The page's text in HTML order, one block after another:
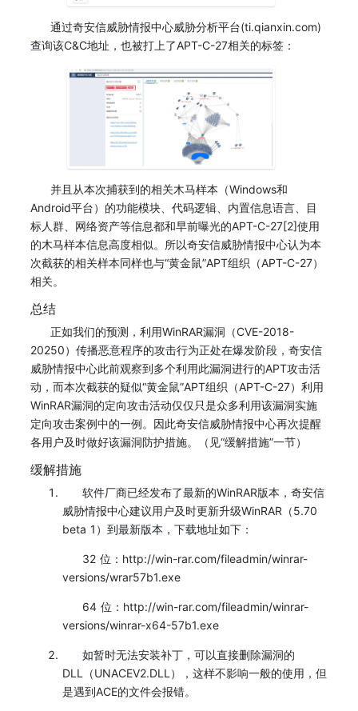
通过奇安信威胁情报中心威胁分析平台(ti.qianxin.com)
查询该C&C地址，也被打上了APT-C-27相关的标签：
并且从本次捕获到的相关木马样本（Windows和
Android平台）的功能模块、代码逻辑、内置信息语言、目
标人群、网络资产等信息都和早前曝光的APT-C-27[2]使用
的木马样本信息高度相似。所以奇安信威胁情报中心认为本
次截获的相关样本同样也与“黄金鼠”APT组织（APT-C-27）
相关。
总结
正如我们的预测，利用WinRAR漏洞（CVE-2018-
20250）传播恶意程序的攻击行为正处在爆发阶段，奇安信
威胁情报中心此前观察到多个利用此漏洞进行的APT攻击活
动，而本次截获的疑似“黄金鼠”APT组织（APT-C-27）利用
WinRAR漏洞的定向攻击活动仅仅只是众多利用该漏洞实施
定向攻击案例中的一例。因此奇安信威胁情报中心再次提醒
各用户及时做好该漏洞防护措施。（见“缓解措施”一节）
缓解措施
软件厂商已经发布了最新的WinRAR版本，奇安信
威胁情报中心建议用户及时更新升级WinRAR（5.70
beta 1）到最新版本，下载地址如下：
32 位：http://win-rar.com/fileadmin/winrar-
versions/wrar57b1.exe
64 位：http://win-rar.com/fileadmin/winrar-
versions/winrar-x64-57b1.exe
如暂时无法安装补丁，可以直接删除漏洞的
DLL（UNACEV2.DLL），这样不影响一般的使用，但
是遇到ACE的文件会报错。